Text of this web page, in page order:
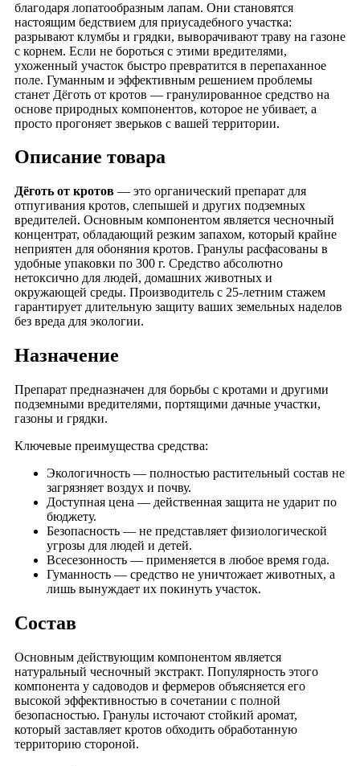
благодаря лопатообразным лапам. Они становятся
настоящим бедствием для приусадебного участка:
разрывают клумбы и грядки, выворачивают траву на газоне
с корнем. Если не бороться с этими вредителями,
ухоженный участок быстро превратится в перепаханное
поле. Гуманным и эффективным решением проблемы
станет Дёготь от кротов — гранулированное средство на
основе природных компонентов, которое не убивает, а
просто прогоняет зверьков с вашей территории.
Описание товара
Дёготь от кротов — это органический препарат для
отпугивания кротов, слепышей и других подземных
вредителей. Основным компонентом является чесночный
концентрат, обладающий резким запахом, который крайне
неприятен для обоняния кротов. Гранулы расфасованы в
удобные упаковки по 300 г. Средство абсолютно
нетоксично для людей, домашних животных и
окружающей среды. Производитель с 25-летним стажем
гарантирует длительную защиту ваших земельных наделов
без вреда для экологии.
Назначение
Препарат предназначен для борьбы с кротами и другими
подземными вредителями, портящими дачные участки,
газоны и грядки.
Ключевые преимущества средства:
Экологичность — полностью растительный состав не
загрязняет воздух и почву.
Доступная цена — действенная защита не ударит по
бюджету.
Безопасность — не представляет физиологической
угрозы для людей и детей.
Всесезонность — применяется в любое время года.
Гуманность — средство не уничтожает животных, а
лишь вынуждает их покинуть участок.
Состав
Основным действующим компонентом является
натуральный чесночный экстракт. Популярность этого
компонента у садоводов и фермеров объясняется его
высокой эффективностью в сочетании с полной
безопасностью. Гранулы источают стойкий аромат,
который заставляет кротов обходить обработанную
территорию стороной.